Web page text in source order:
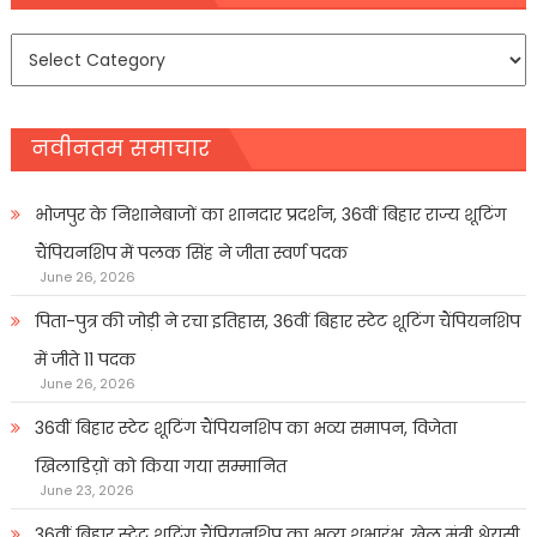
नवीनतम समाचार
भोजपुर के निशानेबाजों का शानदार प्रदर्शन, 36वीं बिहार राज्य शूटिंग
चैंपियनशिप में पलक सिंह ने जीता स्वर्ण पदक
June 26, 2026
पिता-पुत्र की जोड़ी ने रचा इतिहास, 36वीं बिहार स्टेट शूटिंग चैंपियनशिप
में जीते 11 पदक
June 26, 2026
36वीं बिहार स्टेट शूटिंग चैंपियनशिप का भव्य समापन, विजेता
खिलाडिय़ों को किया गया सम्मानित
June 23, 2026